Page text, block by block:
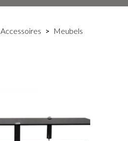
Accessoires Meubels